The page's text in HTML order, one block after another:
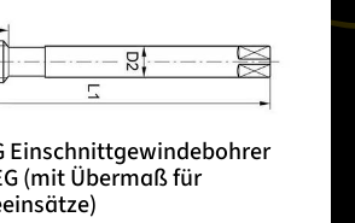
Einschnittgewindebohrer
(mit Übermaß für